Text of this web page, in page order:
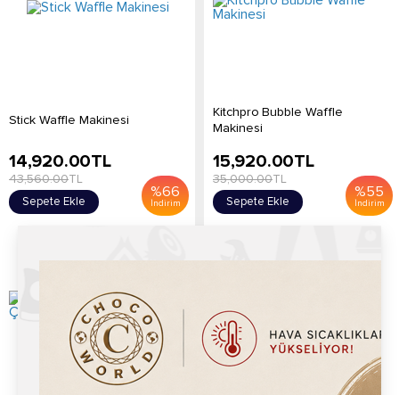
Stick Waffle Makinesi
%66
İndirim
14,920.00TL
43,560.00TL
Sepete Ekle
Kitchpro Bubble Waffle
Makinesi
%55
İndirim
15,920.00TL
35,000.00TL
Sepete Ekle